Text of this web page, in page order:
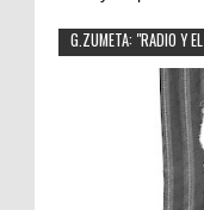
G.ZUMETA: "RADIO Y